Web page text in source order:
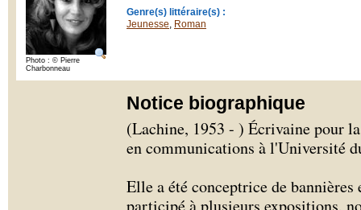
Photo : © Pierre
Charbonneau
Genre(s) littéraire(s) :
Jeunesse, Roman
Notice biographique
(Lachine, 1953 - ) Écrivaine pour
en communications à l'Université
Elle a été conceptrice de
participé à plusieurs expositions,